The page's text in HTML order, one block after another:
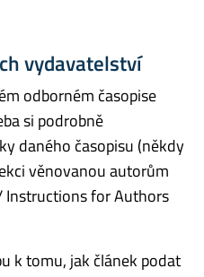
vydavatelství
odborném časopise
si podrobně
daného časopisu (někdy
věnovanou autorům
Instructions for Authors
k tomu, jak článek podat